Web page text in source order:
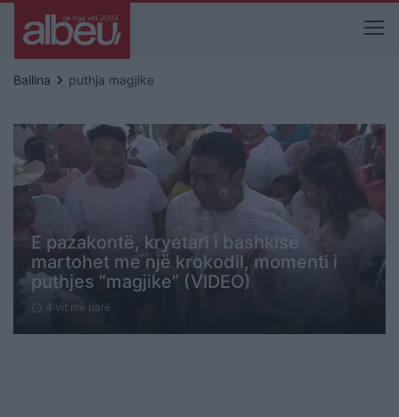
Ballina keyboard_arrow_right puthja magjike
E pazakontë, kryetari i bashkisë
martohet me një krokodil, momenti i
puthjes “magjike” (VIDEO)
schedule 4 vit me parë